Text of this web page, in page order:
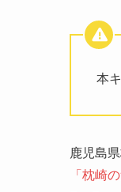
本
鹿児島
「枕崎